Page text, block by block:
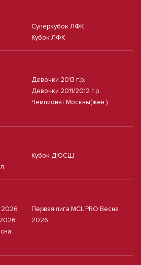
Суперкубок ЛФК
Кубок ЛФК
Девочки 2013 г.р.
Девочки 2011/2012 г.р.
Чемпионат Москвы(жен.)
Кубок ДЮСШ
2026
Первая лига MCL PRO Весна
2026